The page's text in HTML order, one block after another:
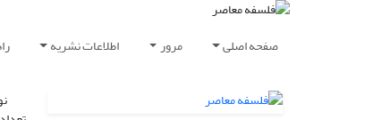
صفحه اصلی مرور اطلاعات نشریه